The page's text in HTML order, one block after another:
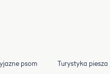
psom Turystyka piesza